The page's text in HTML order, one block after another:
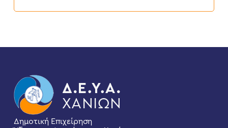
Δημοτική Επιχείρηση